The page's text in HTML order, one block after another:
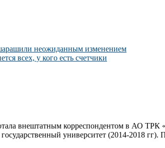
неожиданным изменением
всех, у кого есть счетчики
внештатным корреспондентом в АО ТРК
университет (2014-2018 гг).